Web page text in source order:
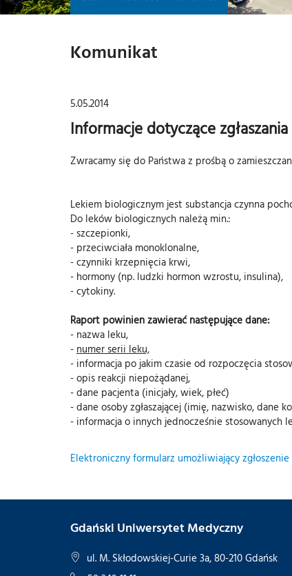
Komunikat
5.05.2014
Informacje dotyczące
Zwracamy się do Państwa z prośbą o
Lekiem biologicznym jest substancja czynna
Do leków biologicznych należą min.:
- szczepionki,
- przeciwciała monoklonalne,
- czynniki krzepnięcia krwi,
- hormony (np. ludzki hormon wzrostu, insulina),
- cytokiny.
Raport powinien zawierać następujące dane:
- nazwa leku,
- numer serii leku,
- informacja po jakim czasie od rozpoczęcia
- opis reakcji niepożądanej,
- dane pacjenta (inicjały, wiek, płeć)
- dane osoby zgłaszającej (imię, nazwisko, dane
- informacja o innych jednocześnie stosowanych
Elektroniczny formularz umożliwiający
Gdański Uniwersytet Medyczny
ul. M. Skłodowskiej-Curie 3a, 80-210 Gdańsk